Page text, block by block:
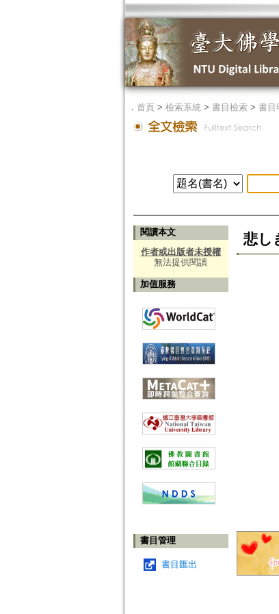
． 首頁> 檢索系統> 書目檢索> 書目
閱讀本文
作者或出版者未授權
無法提供閱讀
加值服務
書目管理
書目匯出
悲し